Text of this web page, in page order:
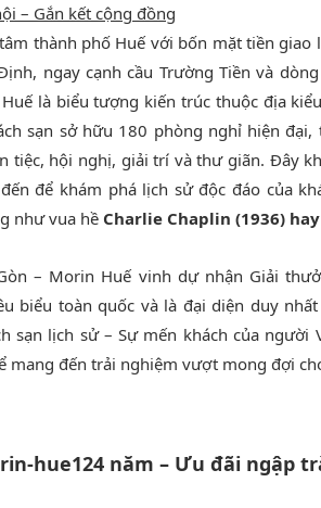
– Gắn kết cộng đồng
thành phố Huế với bốn mặt tiền giao
ngay cạnh cầu Trường Tiền và
là biểu tượng kiến trúc thuộc địa
sạn sở hữu 180 phòng nghỉ hiện
tiệc, hội nghị, giải trí và thư giãn. Đây
để khám phá lịch sử độc đáo của
như vua hề Charlie Chaplin (1936)
– Morin Huế vinh dự nhận Giải
biểu toàn quốc và là đại diện duy nhất
sạn lịch sử – Sự mến khách của người
mang đến trải nghiệm vượt mong đợi
124 năm – Ưu đãi ngập